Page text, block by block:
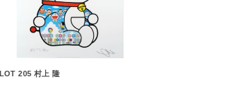
LOT 205 村上 隆